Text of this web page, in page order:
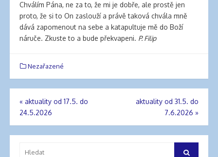
Chválím Pána, ne za to, že mi je dobře, ale prostě jen
proto, že si to On zaslouží a právě taková chvála mně
dává zapomenout na sebe a katapultuje mě do Boží
náruče. Zkuste to a bude překvapeni. P. Filip
Nezařazené
Navigace
pro
« aktuality od 17.5. do
24.5.2026
aktuality od 31.5. do
7.6.2026 »
Hledat